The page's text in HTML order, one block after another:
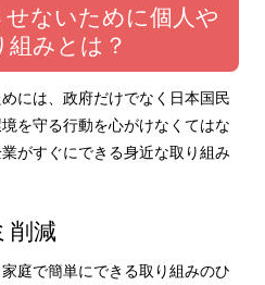
ないために個人や
みとは？
には、政府だけでなく日本国民
を守る行動を心がけなくてはな
がすぐにできる身近な取り組み
削減
庭で簡単にできる取り組みのひ